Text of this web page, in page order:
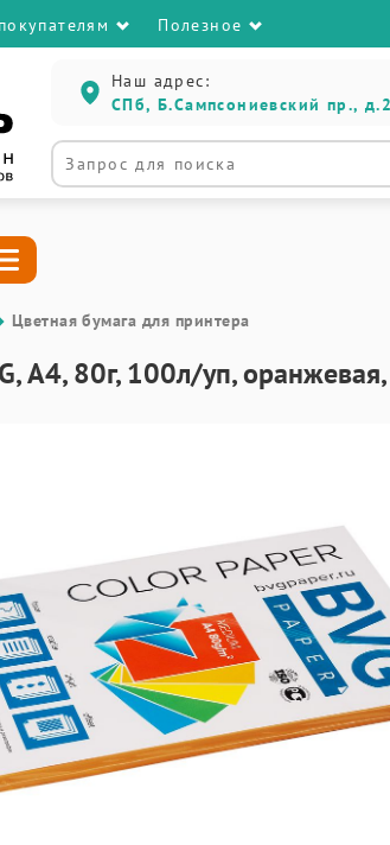
Полезное
Наш адрес:
СПб, Б.Сампсониевский пр.,
Цветная бумага для принтера
А4, 80г, 100л/уп,